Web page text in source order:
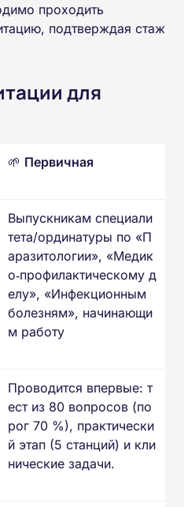
проходить
подтверждая стаж
для
🌱 Первичная
Выпускникам специали
тета/ординатуры по «П
аразитологии», «Медик
о‑профилактическому д
елу», «Инфекционным
болезням», начинающи
м работу
Проводится впервые: т
ест из 80 вопросов (по
рог 70 %), практически
й этап (5 станций) и кли
нические задачи.